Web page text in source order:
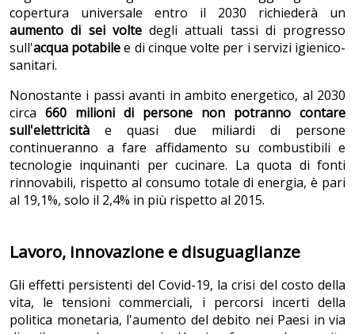
copertura universale entro il 2030 richiederà un
aumento di sei voltedegli attuali tassi di progresso
sull'acqua potabilee di cinque volte per i servizi igienico-
sanitari.
Nonostante i passi avanti in ambito energetico, al 2030
circa 660 milioni di persone non potranno contare
sull'elettricità e quasi due miliardi di persone
continueranno a fare affidamento su combustibili e
tecnologie inquinanti per cucinare. La quota di fonti
rinnovabili, rispetto al consumo totale di energia, è pari
al 19,1%, solo il 2,4% in più rispetto al 2015.
Lavoro, innovazione e disuguaglianze
Gli effetti persistenti del Covid-19, la crisi del costo della
vita, le tensioni commerciali, i percorsi incerti della
politica monetaria, l'aumento del debito nei Paesi in via